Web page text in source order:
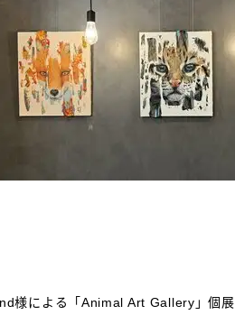
様による「Animal Art Gallery」個展